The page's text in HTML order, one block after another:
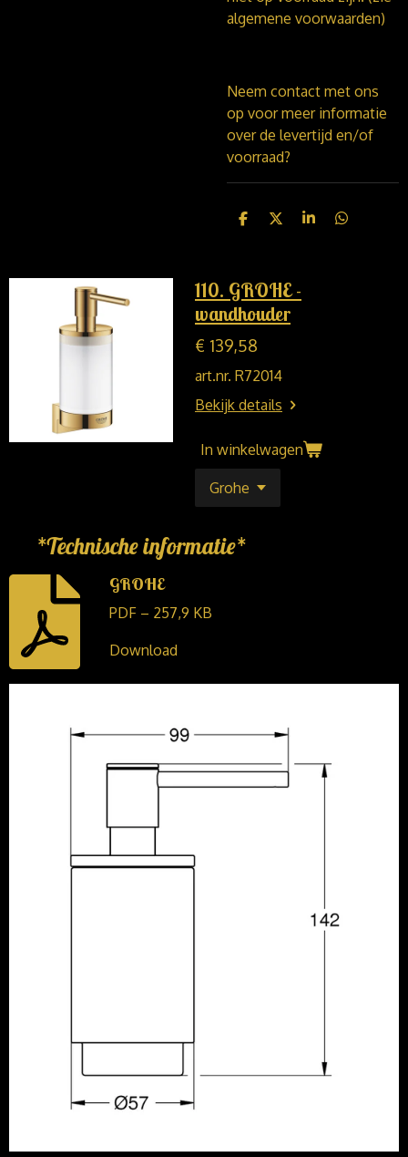
algemene voorwaarden)
Neem contact met ons
op voor meer informatie
over de levertijd en/of
voorraad?
D
n
D
S
D
110. GROHE -
wandhouder
€ 139,58
art.nr. R72014
Bekijk details
In winkelwagen
*Technische informatie*
GROHE
PDF – 257,9 KB
Download